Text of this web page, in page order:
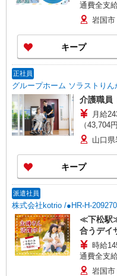
通費全支
岩国市
キープ
正社員
グループホーム ソラストりん
介護職員
月給243,304円 ＜
（43,704
夜割増＋
山口
キープ
派遣社員
株式会社kotrio /●HR-H-
≪下松駅
合うデイ
時給
通費全支
岩国